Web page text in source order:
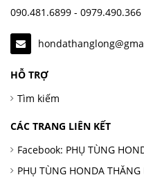
090.481.6899 - 0979.490.366
HỖ TRỢ
Tìm kiếm
CÁC TRANG LIÊN KẾT
Facebook: PHỤ TÙNG
PHỤ TÙNG HONDA THĂNG